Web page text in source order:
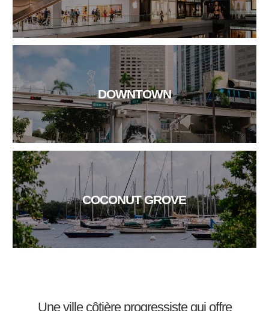
DOWNTOWN
COCONUT GROVE
Une ville côtière progressiste qui offre